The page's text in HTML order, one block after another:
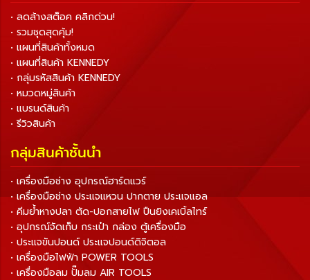
• ลดล้างสต็อค คลิกด่วน!
• รวมชุดสุดคุ้ม!
• แผนที่สินค้าทั้งหมด
• แผนที่สินค้า KENNEDY
• กลุ่มรหัสสินค้า KENNEDY
• หมวดหมู่สินค้า
• แบรนด์สินค้า
• รีวิวสินค้า
กลุ่มสินค้าชั้นนำ
• เครื่องมือช่าง อุปกรณ์ฮาร์ดแวร์
• เครื่องมือช่าง ประแจแหวน ปากตาย ประแจแอล
• คีมย้ำหางปลา ตัด-ปอกสายไฟ ปืนยิงเคเบิ้ลไทร์
• อุปกรณ์จัดเก็บ กระเป๋า กล่อง ตู้เครื่องมือ
• ประแจขันปอนด์ ประแจปอนด์ดิจิตอล
• เครื่องมือไฟฟ้า POWER TOOLS
• เครื่องมือลม ปั๊มลม AIR TOOLS